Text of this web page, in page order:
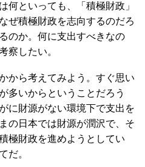
何といっても、「積極財政」
ぜ積極財政を志向するのだろ
のか。何に支出すべきなの
察したい。
から考えてみよう。すぐ思い
多いからということだろう
に財源がない環境下で支出を
の日本では財源が潤沢で、そ
極財政を進めようとしてい
だ。